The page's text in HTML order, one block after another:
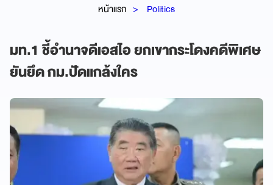
หน้าแรก Politics
มท.1 ชี้อำนาจดีเอสไอ ยกเขากระโดงคดีพิเศษ
ยันยึด กม.ปัดแกล้งใคร